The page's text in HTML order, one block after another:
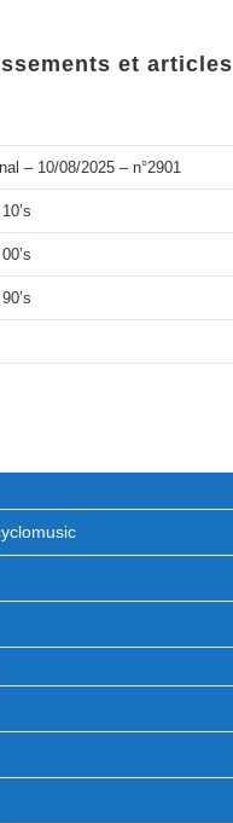
et articles
– 10/08/2025 – n°2901